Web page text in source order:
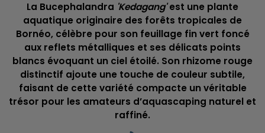
La Bucephalandra 'Kedagang'est une plante
aquatique originaire des forêts tropicales de
Bornéo, célèbre pour son feuillage fin vert foncé
aux reflets métalliques et ses délicats points
blancs évoquant un ciel étoilé. Son rhizome rouge
distinctif ajoute une touche de couleur subtile,
faisant de cette variété compacte un véritable
trésor pour les amateurs d’aquascaping naturel et
raffiné.